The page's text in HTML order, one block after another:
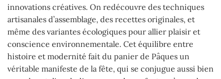
innovations créatives. On redécouvre des techniques
artisanales d’assemblage, des recettes originales, et
même des variantes écologiques pour allier plaisir et
conscience environnementale. Cet équilibre entre
histoire et modernité fait du panier de Pâques un
véritable manifeste de la fête, qui se conjugue aussi bien